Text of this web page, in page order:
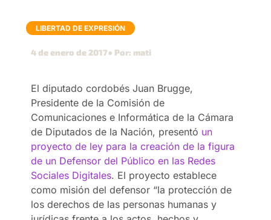
LIBERTAD DE EXPRESIÓN
4 de enero de 2017● Por: mati
El diputado cordobés Juan Brugge,
Presidente de la Comisión de
Comunicaciones e Informática de la Cámara
de Diputados de la Nación, presentó un
proyecto de ley para la creación de la figura
de un Defensor del Público en las Redes
Sociales Digitales. El proyecto establece
como misión del defensor “la protección de
los derechos de las personas humanas y